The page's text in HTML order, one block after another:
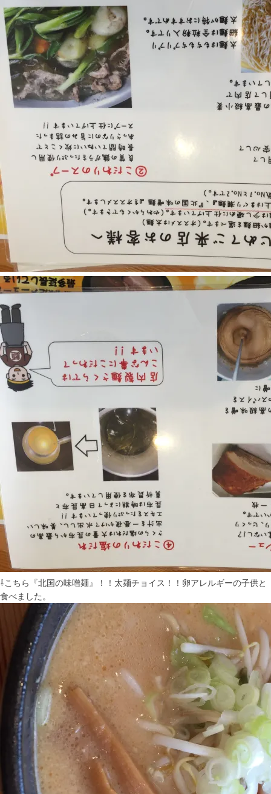
⇩こちら『北国の味噌麺』！！太麺チョイス！！卵アレルギーの子供と
食べました。